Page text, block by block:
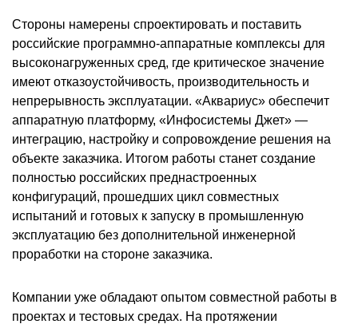
Стороны намерены спроектировать и поставить
российские программно-аппаратные комплексы для
высоконагруженных сред, где критическое значение
имеют отказоустойчивость, производительность и
непрерывность эксплуатации. «Аквариус» обеспечит
аппаратную платформу, «Инфосистемы Джет» —
интеграцию, настройку и сопровождение решения на
объекте заказчика. Итогом работы станет создание
полностью российских преднастроенных
конфигураций, прошедших цикл совместных
испытаний и готовых к запуску в промышленную
эксплуатацию без дополнительной инженерной
проработки на стороне заказчика.
Компании уже обладают опытом совместной работы в
проектах и тестовых средах. На протяжении